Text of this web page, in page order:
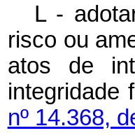
L -
risco ou
atos de
nº 14.368,